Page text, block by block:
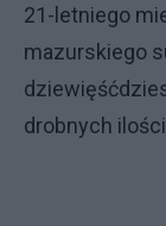
21-letniego
mazurskiego
drobnych